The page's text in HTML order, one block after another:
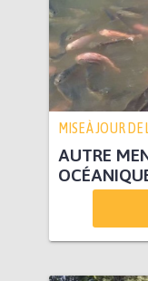
MISE À JOUR
AUTRE